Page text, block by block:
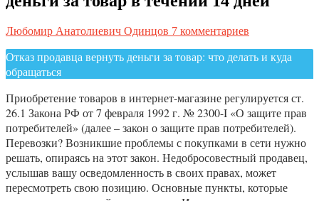
Любомир Анатолиевич Одинцов 7 комментариев
Отказ продавца вернуть деньги за товар: что делать и куда
обращаться
Приобретение товаров в интернет-магазине регулируется ст.
26.1 Закона РФ от 7 февраля 1992 г. № 2300-I «О защите прав
потребителей» (далее – закон о защите прав потребителей).
Перевозки? Возникшие проблемы с покупками в сети нужно
решать, опираясь на этот закон. Недобросовестный продавец,
услышав вашу осведомленность в своих правах, может
пересмотреть свою позицию. Основные пункты, которые